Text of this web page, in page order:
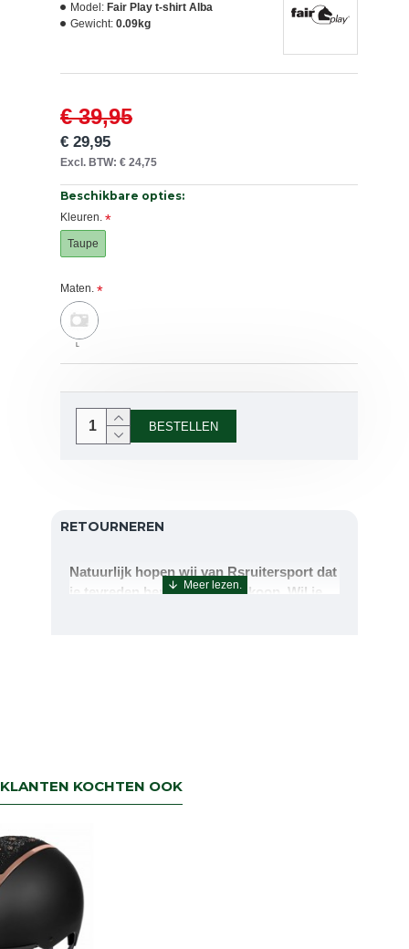
Model: Fair Play t-shirt Alba
Gewicht: 0.09kg
€ 29,95
€ 39,95
Excl. BTW: € 24,75
Beschikbare opties:
Kleuren.
Taupe
Maten.
L
BESTELLEN
RETOURNEREN
Natuurlijk hopen wij van Rsruitersport dat
je tevreden bent met uw aankoop. Wil je
KLANTEN KOCHTEN OOK